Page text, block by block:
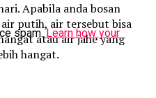
Apabila anda bosan
putih, air tersebut bisa
atau air jahe yang
hangat.
spam.Learn how your